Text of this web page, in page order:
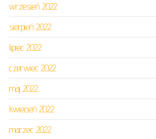
wrzesień 2022
sierpień 2022
lipiec 2022
czerwiec 2022
maj 2022
kwiecień 2022
marzec 2022